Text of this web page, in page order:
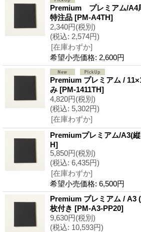
Premium プレミアム/A4
特注品 [PM-A4TH]
2,340円(税別)
(税込: 2,574円)
[在庫わずか]
希望小売価格: 2,600円
Premium プレミアム /
み [PM-1411TH]
4,820円(税別)
(税込: 5,302円)
[在庫わずか]
Premiumプレミアム/A3(
H]
5,850円(税別)
(税込: 6,435円)
[在庫わずか]
希望小売価格: 6,500円
Premium プレミアム / A3
枚付き [PM-A3-PP20]
9,630円(税別)
(税込: 10,593円)